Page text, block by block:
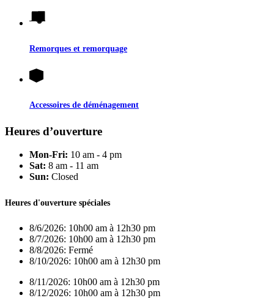
Remorques et remorquage
Accessoires de déménagement
Heures d’ouverture
Mon-Fri: 10 am - 4 pm
Sat: 8 am - 11 am
Sun: Closed
Heures d'ouverture spéciales
8/6/2026: 10h00 am à 12h30 pm
8/7/2026: 10h00 am à 12h30 pm
8/8/2026: Fermé
8/10/2026: 10h00 am à 12h30 pm
8/11/2026: 10h00 am à 12h30 pm
8/12/2026: 10h00 am à 12h30 pm